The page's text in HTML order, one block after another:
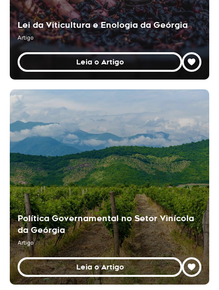
Lei da Viticultura e Enologia da Geórgia
Artigo
Leia o Artigo
Política Governamental no Setor Vinícola
da Geórgia
Artigo
Leia o Artigo